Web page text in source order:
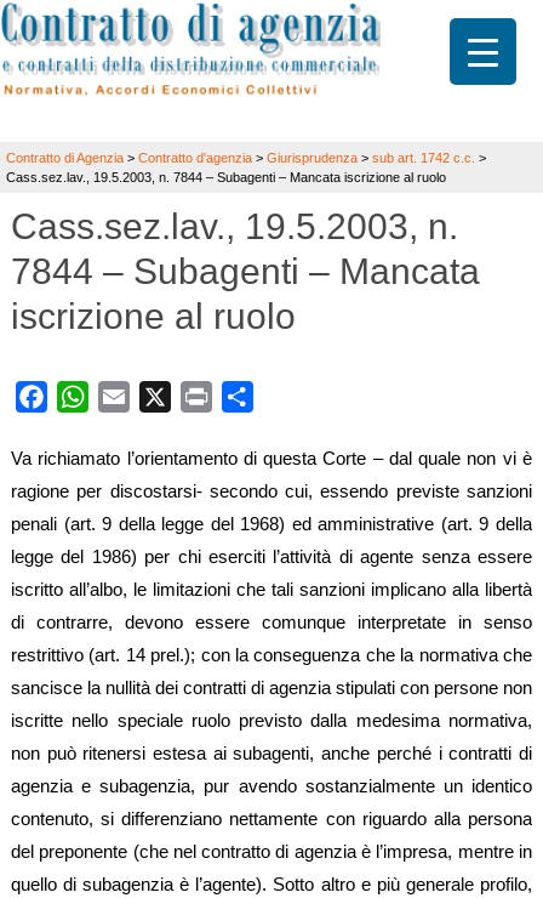
Contratto di Agenzia > Contratto d'agenzia > Giurisprudenza > sub art. 1742 c.c. >
Cass.sez.lav., 19.5.2003, n. 7844 – Subagenti – Mancata iscrizione al ruolo
Cass.sez.lav., 19.5.2003, n.
7844 – Subagenti – Mancata
iscrizione al ruolo
FacebookWhatsApp
Email Print
Va richiamato l’orientamento di questa Corte – dal quale non vi è
ragione per discostarsi- secondo cui, essendo previste sanzioni
penali (art. 9 della legge del 1968) ed amministrative (art. 9 della
legge del 1986) per chi eserciti l’attività di agente senza essere
iscritto all’albo, le limitazioni che tali sanzioni implicano alla libertà
di contrarre, devono essere comunque interpretate in senso
restrittivo (art. 14 prel.); con la conseguenza che la normativa che
sancisce la nullità dei contratti di agenzia stipulati con persone non
iscritte nello speciale ruolo previsto dalla medesima normativa,
non può ritenersi estesa ai subagenti, anche perché i contratti di
agenzia e subagenzia, pur avendo sostanzialmente un identico
contenuto, si differenziano nettamente con riguardo alla persona
del preponente (che nel contratto di agenzia è l’impresa, mentre in
quello di subagenzia è l’agente). Sotto altro e più generale profilo,